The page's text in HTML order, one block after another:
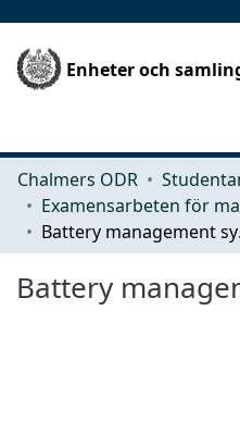
Enheter och
Chalmers ODR
Battery